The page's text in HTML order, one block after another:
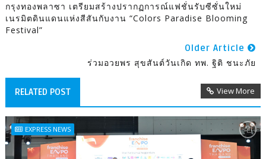
กรุงทองพลาซา เตรียมสร้างปรากฏการณ์แฟชั่นรับซีซั่นใหม่
เนรมิตดินแดนแห่งสีสันกับงาน “Colors Paradise Blooming
Festival”
Older Article
ร่วมอวยพร สุขสันต์วันเกิด ทพ. ฐิติ ชนะภัย
RELATED POST View More
EXPRESS NEWS